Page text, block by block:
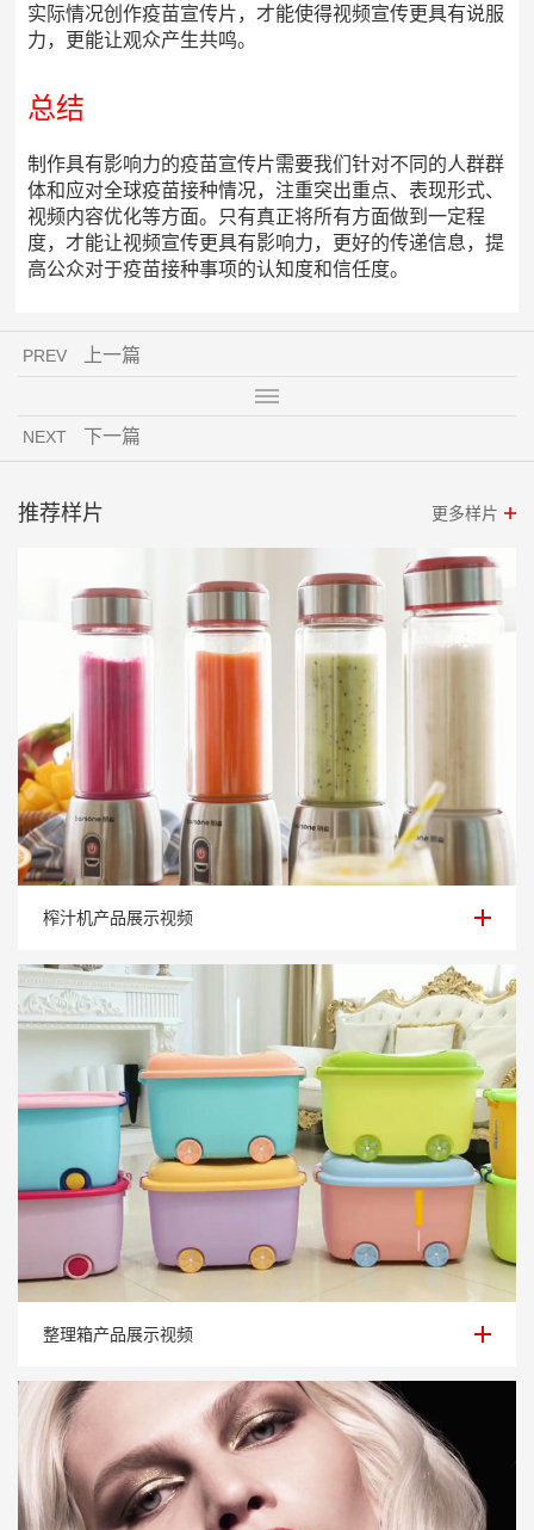
实际情况创作疫苗宣传片，才能使得视频宣传更具有说服
力，更能让观众产生共鸣。
总结
制作具有影响力的疫苗宣传片需要我们针对不同的人群群
体和应对全球疫苗接种情况，注重突出重点、表现形式、
视频内容优化等方面。只有真正将所有方面做到一定程
度，才能让视频宣传更具有影响力，更好的传递信息，提
高公众对于疫苗接种事项的认知度和信任度。
PREV 上一篇
NEXT 下一篇
推荐样片 更多样片
榨汁机产品展示视频
榨汁机产品展示视频
整理箱产品展示视频
整理箱产品展示视频